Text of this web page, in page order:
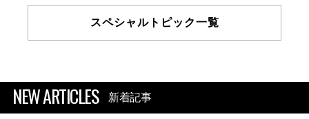
スペシャルトピック一覧
NEW ARTICLES 新着記事